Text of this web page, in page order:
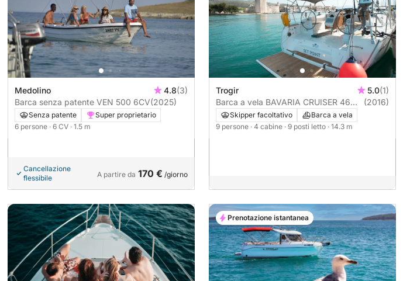
Medolino 4.8(3)
Barca senza patente VEN 500 6CV(2025)
Senza patente
Super proprietario
6 persone · 6 CV · 1.5 m
Cancellazione
flessibile
A partire da 170 € /giorno
Trogir 5.0(1)
Barca a vela BAVARIA CRUISER 46
14m
(2016)
Skipper facoltativo
Barca a vela
9 persone · 4 cabine · 9 posti letto · 14.3 m
Prenotazione istantanea